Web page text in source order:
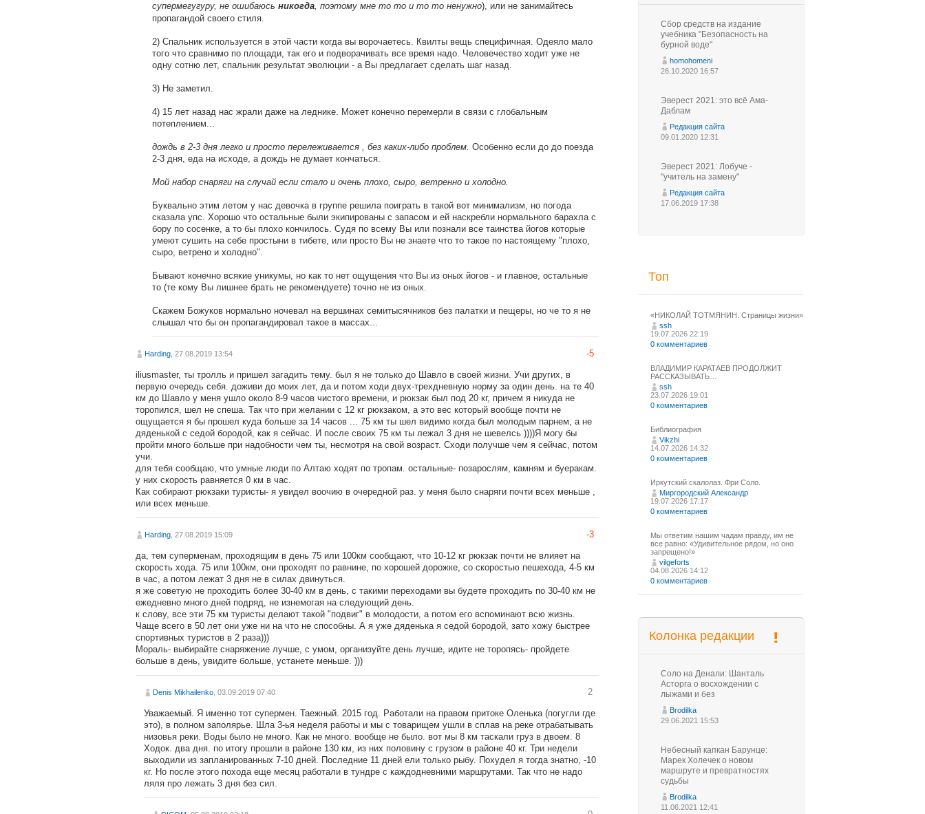
супермегугуру, не ошибаюсь никогда, поэтому мне то то и то то ненужно), или не занимайтесь
пропагандой своего стиля.
2) Спальник используется в этой части когда вы ворочаетесь. Квилты вещь специфичная. Одеяло мало
того что сравнимо по площади, так его и подворачивать все время надо. Человечество ходит уже не
одну сотню лет, спальник результат эволюции - а Вы предлагает сделать шаг назад.
3) Не заметил.
4) 15 лет назад нас жрали даже на леднике. Может конечно перемерли в связи с глобальным
потеплением...
дождь в 2-3 дня легко и просто перележивается , без каких-либо проблем. Особенно если до до поезда
2-3 дня, еда на исходе, а дождь не думает кончаться.
Мой набор снаряги на случай если стало и очень плохо, сыро, ветренно и холодно.
Буквально этим летом у нас девочка в группе решила поиграть в такой вот минимализм, но погода
сказала упс. Хорошо что остальные были экипированы с запасом и ей наскребли нормального барахла с
бору по сосенке, а то бы плохо кончилось. Судя по всему Вы или познали все таинства йогов которые
умеют сушить на себе простыни в тибете, или просто Вы не знаете что то такое по настоящему "плохо,
сыро, ветрено и холодно".
Бывают конечно всякие уникумы, но как то нет ощущения что Вы из оных йогов - и главное, остальные
то (те кому Вы лишнее брать не рекомендуете) точно не из оных.
Скажем Божуков нормально ночевал на вершинах семитысячников без палатки и пещеры, но че то я не
слышал что бы он пропагандировал такое в массах...
Harding , 27.08.2019 13:54 -5
iliusmaster, ты тролль и пришел загадить тему. был я не только до Шавло в своей жизни. Учи других, в
первую очередь себя. доживи до моих лет, да и потом ходи двух-трехдневную норму за один день. на те 40
км до Шавло у меня ушло около 8-9 часов чистого времени, и рюкзак был под 20 кг, причем я никуда не
торопился, шел не спеша. Так что при желании с 12 кг рюкзаком, а это вес который вообще почти не
ощущается я бы прошел куда больше за 14 часов ... 75 км ты шел видимо когда был молодым парнем, а не
дяденькой с седой бородой, как я сейчас. И после своих 75 км ты лежал 3 дня не шевелсь ))))Я могу бы
пройти много больше при надобности чем ты, несмотря на свой возраст. Сходи получше чем я сейчас, потом
учи.
для тебя сообщаю, что умные люди по Алтаю ходят по тропам. остальные- позарослям, камням и буеракам.
у них скорость равняется 0 км в час.
Как собирают рюкзаки туристы- я увидел воочию в очередной раз. у меня было снаряги почти всех меньше ,
или всех меньше.
Harding , 27.08.2019 15:09 -3
да, тем суперменам, проходящим в день 75 или 100км сообщают, что 10-12 кг рюкзак почти не влияет на
скорость хода. 75 или 100км, они проходят по равнине, по хорошей дорожке, со скоростью пешехода, 4-5 км
в час, а потом лежат 3 дня не в силах двинуться.
я же советую не проходить более 30-40 км в день, с такими переходами вы будете проходить по 30-40 км не
ежедневно много дней подряд, не изнемогая на следующий день.
к слову, все эти 75 км туристы делают такой "подвиг" в молодости, а потом его вспоминают всю жизнь.
Чаще всего в 50 лет они уже ни на что не способны. А я уже дяденька я седой бородой, зато хожу быстрее
спортивных туристов в 2 раза)))
Мораль- выбирайте снаряжение лучше, с умом, организуйте день лучше, идите не торопясь- пройдете
больше в день, увидите больше, устанете меньше. )))
Denis Mikhailenko , 03.09.2019 07:40 2
Уважаемый. Я именно тот супермен. Таежный. 2015 год. Работали на правом притоке Оленька (погугли где
это), в полном заполярье. Шла 3-ья неделя работы и мы с товарищем ушли в сплав на реке отрабатывать
низовья реки. Воды было не много. Как не много. вообще не было. вот мы 8 км таскали груз в двоем. 8
Ходок. два дня. по итогу прошли в районе 130 км, из них половину с грузом в районе 40 кг. Три недели
выходили из запланированных 7-10 дней. Последние 11 дней ели только рыбу. Похудел я тогда знатно, -10
кг. Но после этого похода еще месяц работали в тундре с каждодневними маршрутами. Так что не надо
ляля про лежать 3 дня без сил.
Сбор средств на издание
учебника "Безопасность на
бурной воде"
homohomeni
26.10.2020 16:57
Эверест 2021: это всё Ама-
Даблам
Редакция сайта
09.01.2020 12:31
Эверест 2021: Лобуче -
"учитель на замену"
Редакция сайта
17.06.2019 17:38
Топ
«НИКОЛАЙ ТОТМЯНИН. Страницы жизни»
ssh
19.07.2026 22:19
0 комментариев
ВЛАДИМИР КАРАТАЕВ ПРОДОЛЖИТ
РАССКАЗЫВАТЬ…
ssh
23.07.2026 19:01
0 комментариев
Библиография
Vikzhi
14.07.2026 14:32
0 комментариев
Иркутский скалолаз. Фри Соло.
Миргородский Александр
19.07.2026 17:17
0 комментариев
Мы ответим нашим чадам правду, им не
все равно: «Удивительное рядом, но оно
запрещено!»
vilgeforts
04.08.2026 14:12
0 комментариев
Колонка редакции
Соло на Денали: Шанталь
Асторга о восхождении с
лыжами и без
Brodilka
29.06.2021 15:53
Небесный капкан Барунце:
Марек Холечек о новом
маршруте и превратностях
судьбы
Brodilka
11.06.2021 12:41